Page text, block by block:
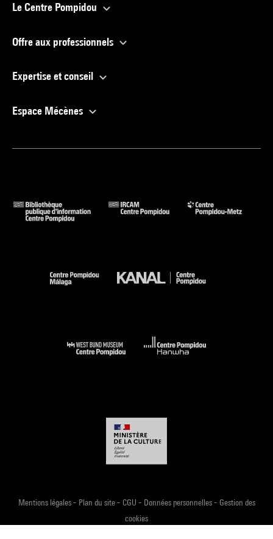
Le Centre Pompidou
Offre aux professionnels
Expertise et conseil
Espace Mécènes
Mentions légales- Plan du site- CGU - Données personnelles- Gestion des
cookies